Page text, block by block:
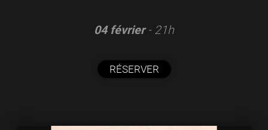
04 février- 21h
RÉSERVER